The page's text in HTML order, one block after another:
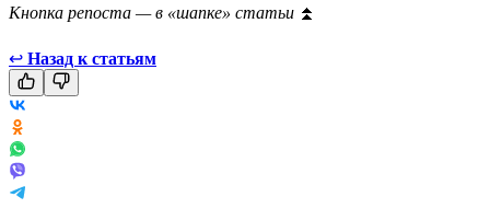
Кнопка репоста — в «шапке» статьи ⏫
↩ Назад к статьям